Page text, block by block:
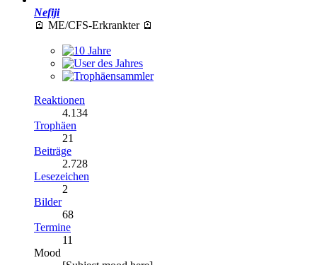
Nefiji
🪫 ME/CFS-Erkrankter 🪫
Reaktionen
4.134
Trophäen
21
Beiträge
2.728
Lesezeichen
2
Bilder
68
Termine
11
Mood